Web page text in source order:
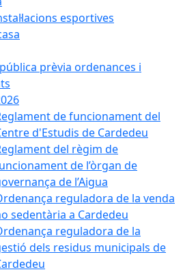
esportives
prèvia ordenances i
de funcionament del
d'Estudis de Cardedeu
del règim de
de l’òrgan de
de l’Aigua
reguladora de la venda
sedentària a Cardedeu
reguladora de la
dels residus municipals de